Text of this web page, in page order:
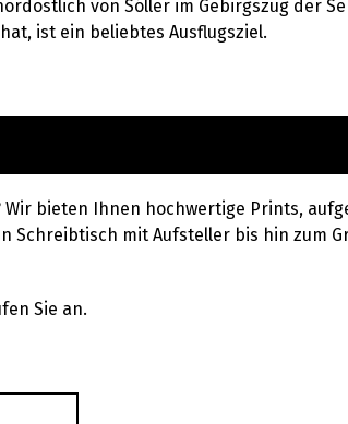
von Sóller im Gebirgszug der
ist ein beliebtes Ausflugsziel.
bieten Ihnen hochwertige Prints,
Schreibtisch mit Aufsteller bis hin zum
Sie an.